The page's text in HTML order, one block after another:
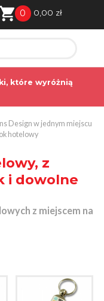
0 0,00 zł
które wyróżnią
Design w jednym miejscu
hotelowy
z
i dowolne
z miejscem na